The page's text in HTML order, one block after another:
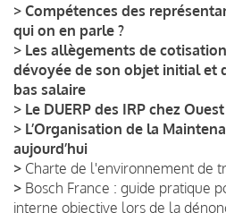
> Compétences des
qui on en parle ?
> Les allègements de
dévoyée de son objet initial et
bas salaire
> Le DUERP des IRP chez
> L’Organisation de la
aujourd’hui
> Charte de l'environnement de
> Bosch France : guide pratique
interne objective lors de la